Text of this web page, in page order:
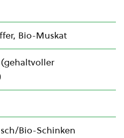
Bio-Muskat
Bio-Schinken